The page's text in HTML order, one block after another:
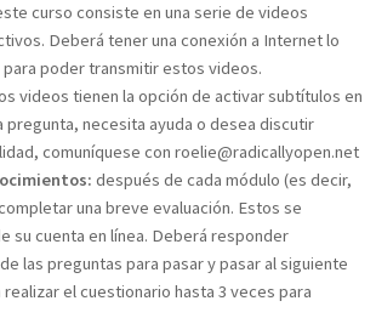
curso consiste en una serie de videos
Deberá tener una conexión a Internet lo
poder transmitir estos videos.
videos tienen la opción de activar subtítulos en
pregunta, necesita ayuda o desea discutir
comuníquese con roelie@radicallyopen.net
después de cada módulo (es decir,
una breve evaluación. Estos se
su cuenta en línea. Deberá responder
las preguntas para pasar y pasar al siguiente
el cuestionario hasta 3 veces para